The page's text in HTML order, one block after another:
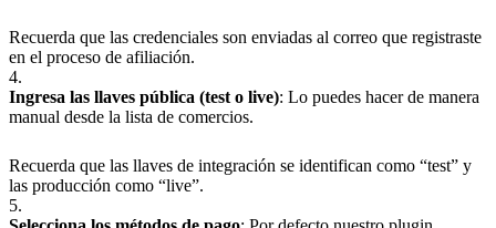
Recuerda que las credenciales son enviadas al correo que registraste
en el proceso de afiliación.
4.
Ingresa las llaves pública (test o live): Lo puedes hacer de manera
manual desde la lista de comercios.
Recuerda que las llaves de integración se identifican como “test” y
las producción como “live”.
5.